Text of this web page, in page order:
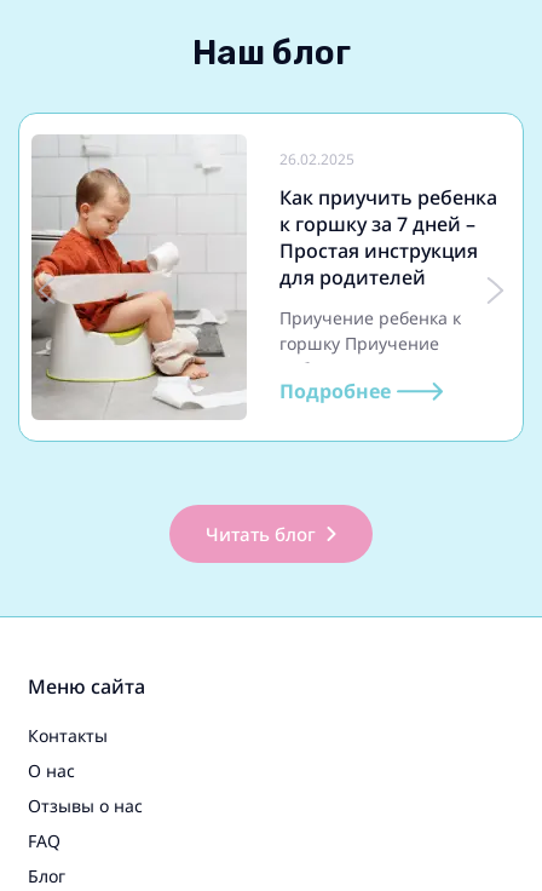
Наш блог
26.02.2025
Как приучить ребенка
к горшку за 7 дней –
Простая инструкция
для родителей
Приучение ребенка к
горшку Приучение
ребенка к горшку —
важный этап его развития.
поможет сделать этот
малыша, так и для
родителей. В это..
Подробнее
Читать блог
Меню сайта
Контакты
О нас
Отзывы о нас
FAQ
Блог